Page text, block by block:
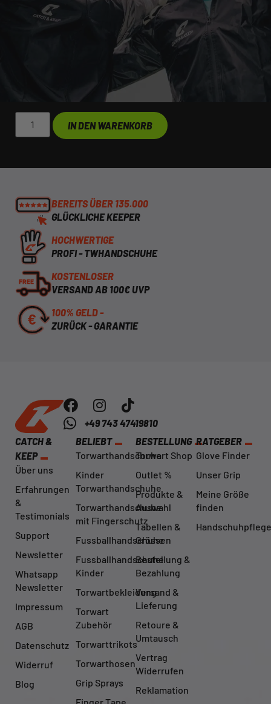
IN DEN WARENKORB
BEREITS ÜBER 135.000
GLÜCKLICHE KEEPER
HOCHWERTIGE
PROFI - TWHANDSCHUHE
KOSTENLOSER
VERSAND AB 100€ UVP
100% GELD -
ZURÜCK - GARANTIE
+49 743 47419810
CATCH &
KEEP
Über uns
Erfahrungen
&
Testimonials
Support
Newsletter
Whatsapp
Newsletter
Impressum
AGB
Datenschutz
Widerruf
Blog
BELIEBT
Torwarthandschuhe
Kinder
Torwarthandschuhe
Torwarthandschuhe
mit Fingerschutz
Fussballhandschuhe
Fussballhandschuhe
Kinder
Torwartbekleidung
Torwart
Zubehör
Torwarttrikots
Torwarthosen
Grip Sprays
BESTELLUNG
Torwart Shop
Outlet %
Produkte &
Auswahl
Tabellen &
Grössen
Bestellung &
Bezahlung
Versand &
Lieferung
Retoure &
Umtausch
Vertrag
Widerrufen
Reklamation
RATGEBER
Glove Finder
Unser Grip
Meine Größe
finden
Handschuhpflege